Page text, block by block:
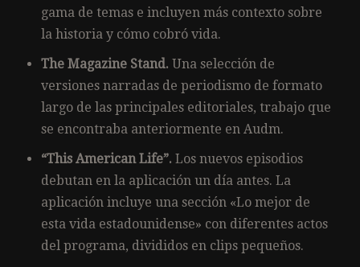
gama de temas e incluyen más contexto sobre
la historia y cómo cobró vida.
The Magazine Stand. Una selección de
versiones narradas de periodismo de formato
largo de las principales editoriales, trabajo que
se encontraba anteriormente en Audm.
“This American Life”. Los nuevos episodios
debutan en la aplicación un día antes. La
aplicación incluye una sección «Lo mejor de
esta vida estadounidense» con diferentes actos
del programa, divididos en clips pequeños.